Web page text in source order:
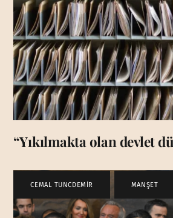
“Yıkılmakta olan devlet
CEMAL TUNCDEMİR MANŞET